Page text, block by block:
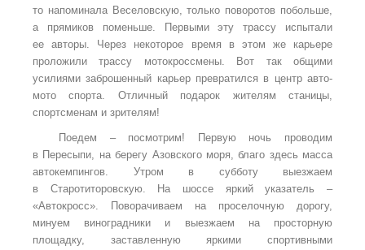
то напоминала Веселовскую, только поворотов побольше,
а прямиков поменьше. Первыми эту трассу испытали
ее авторы. Через некоторое время в этом же карьере
проложили трассу мотокроссмены. Вот так общими
усилиями заброшенный карьер превратился в центр авто-
мото спорта. Отличный подарок жителям станицы,
спортсменам и зрителям!
Поедем – посмотрим! Первую ночь проводим
в Пересыпи, на берегу Азовского моря, благо здесь масса
автокемпингов. Утром в субботу выезжаем
в Старотиторовскую. На шоссе яркий указатель –
«Автокросс». Поворачиваем на проселочную дорогу,
минуем виноградники и выезжаем на просторную
площадку, заставленную яркими спортивными